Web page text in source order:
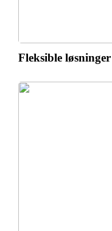
Fleksible